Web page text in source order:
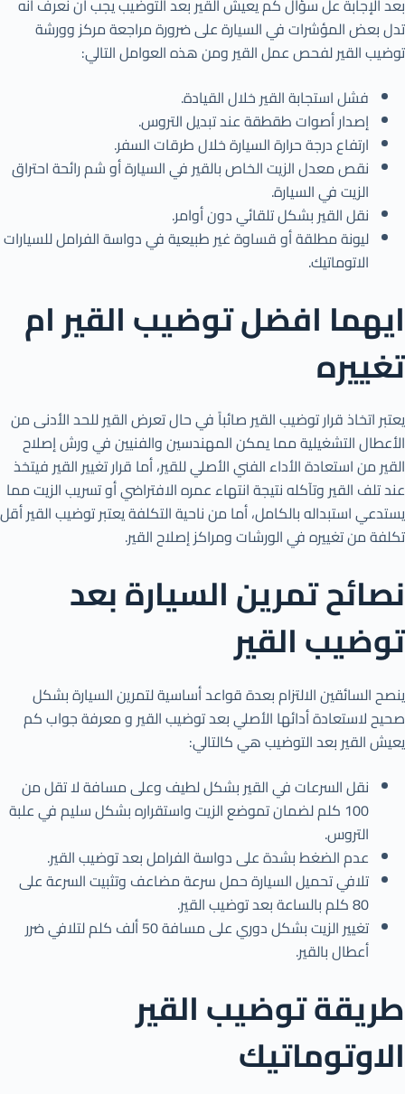
تدل بعض المؤشرات في السيارة على ضرورة مراجعة مركز وورشة
توضيب القير لفحص عمل القير ومن هذه العوامل التالي:
فشل استجابة القير خلال القيادة.
إصدار أصوات طقطقة عند تبديل التروس.
ارتفاع درجة حرارة السيارة خلال طرقات السفر.
نقص معدل الزيت الخاص بالقير في السيارة أو شم رائحة احتراق
الزيت في السيارة.
نقل القير بشكل تلقائي دون أوامر.
ليونة مطلقة أو قساوة غير طبيعية في دواسة الفرامل للسيارات
الاتوماتيك.
ايهما افضل توضيب القير ام
تغييره
يعتبر اتخاذ قرار توضيب القير صائباً في حال تعرض القير للحد الأدنى من
الأعطال التشغيلية مما يمكن المهندسين والفنيين في ورش إصلاح
القير من استعادة الأداء الفني الأصلي للقير، أما قرار تغيير القير فيتخذ
عند تلف القير وتآكله نتيجة انتهاء عمره الافتراضي أو تسريب الزيت مما
يستدعي استبداله بالكامل، أما من ناحية التكلفة يعتبر توضيب القير أقل
تكلفة من تغييره في الورشات ومراكز إصلاح القير.
نصائح تمرين السيارة بعد
توضيب القير
ينصح السائقين الالتزام بعدة قواعد أساسية لتمرين السيارة بشكل
صحيح لاستعادة أدائها الأصلي بعد توضيب القير و معرفة جواب كم
يعيش القير بعد التوضيب هي كالتالي:
نقل السرعات في القير بشكل لطيف وعلى مسافة لا تقل من
100 كلم لضمان تموضع الزيت واستقراره بشكل سليم في علبة
التروس.
عدم الضغط بشدة على دواسة الفرامل بعد توضيب القير.
تلافي تحميل السيارة حمل سرعة مضاعف وتثبيت السرعة على
80 كلم بالساعة بعد توضيب القير.
تغيير الزيت بشكل دوري على مسافة 50 ألف كلم لتلافي ضرر
أعطال بالقير.
طريقة توضيب القير
الاوتوماتيك